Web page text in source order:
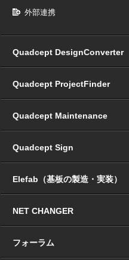
外部連携
Quadcept DesignConverter
Quadcept ProjectFinder
Quadcept Maintenance
Quadcept Sign
Elefab（基板の製造・実装）
NET CHANGER
フォーラム